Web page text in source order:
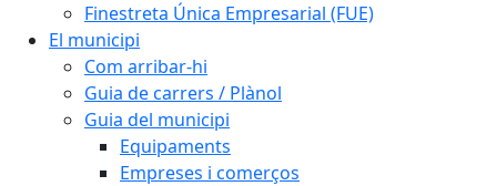
Finestreta Única Empresarial (FUE)
El municipi
Com arribar-hi
Guia de carrers / Plànol
Guia del municipi
Equipaments
Empreses i comerços